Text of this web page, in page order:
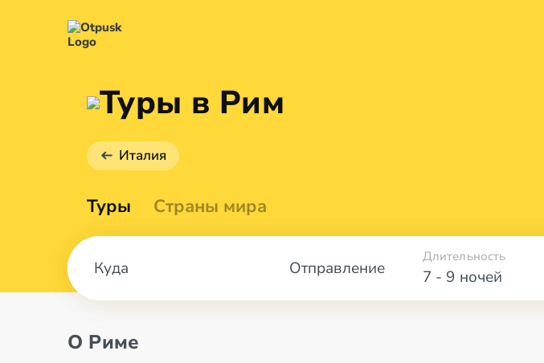
Туры в Рим
Италия
Туры Страны мира
Отправление 7 - 9 ночей
Длительность
О Риме